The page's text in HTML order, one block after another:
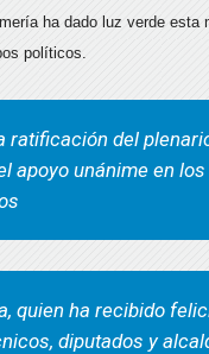
ha dado luz verde esta
políticos.
ratificación del
apoyo unánime en
quien ha recibido
diputados y